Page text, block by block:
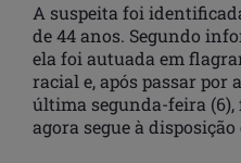
A suspeita foi
de 44 anos. Segundo
ela foi autuada em
racial e, após passar por
última segunda-feira
agora segue à